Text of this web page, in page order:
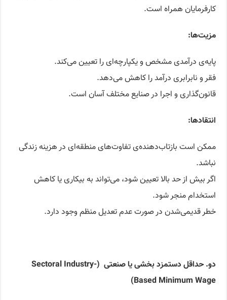
کارفرمایان همراه است.
مزیت‌ها:
پایه‌ی درآمدی مشخص و یکپارچه‌ای را تعیین می‌کند.
فقر و نابرابری درآمد را کاهش می‌دهد.
قانون‌گذاری و اجرا در صنایع مختلف آسان است.
انتقادها:
ممکن است بازتاب‌دهنده‌ی تفاوت‌های منطقه‌ای در هزینه زندگی
نباشد.
اگر بیش از حد بالا تعیین شود، می‌تواند به بیکاری یا کاهش
استخدام منجر شود.
خطر قدیمی‌شدن در صورت عدم تعدیل منظم وجود دارد.
دو. حداقل دستمزد بخشی یا صنعتی (Sectoral Industry-
Based Minimum Wage)